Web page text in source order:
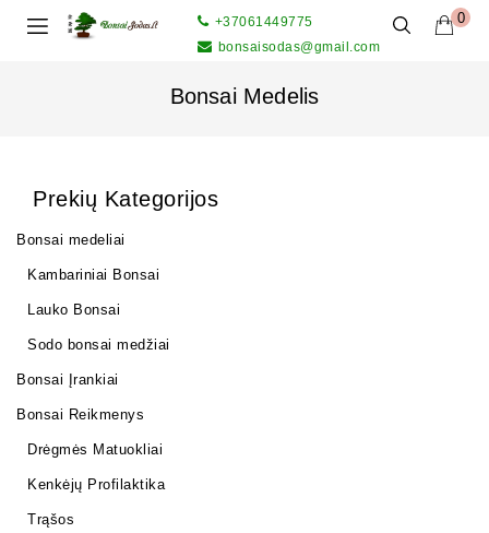
0
+37061449775
bonsaisodas@gmail.com
Bonsai Medelis
Prekių Kategorijos
Bonsai medeliai
Kambariniai Bonsai
Lauko Bonsai
Sodo bonsai medžiai
Bonsai Įrankiai
Bonsai Reikmenys
Drėgmės Matuokliai
Kenkėjų Profilaktika
Trąšos